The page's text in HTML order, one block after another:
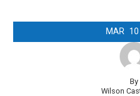
MAR 10
By
Wilson